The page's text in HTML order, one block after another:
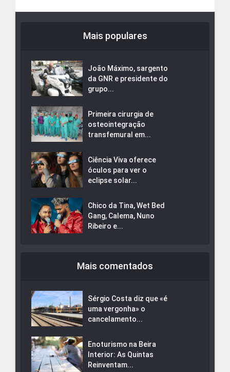
Mais populares
João Máximo, sargento
da GNR e presidente do
grupo...
Primeira cirurgia de
osteointegração
transfemural em...
Ciência Viva oferece
óculos para ver o
eclipse solar...
Chico da Tina, Wet Bed
Gang, Calema, Nuno
Ribeiro e...
Mais comentados
Sérgio Costa diz que «é
uma vergonha» o
cancelamento...
Enoturismo na Beira
Interior: As Quintas
Reinventam...